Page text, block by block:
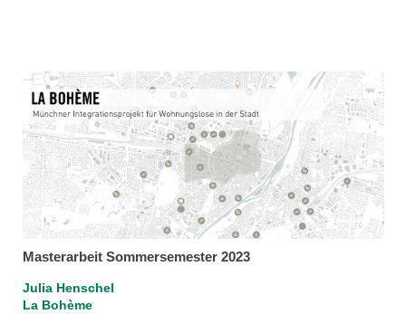
Masterarbeit Sommersemester 2023
Julia Henschel
La Bohème